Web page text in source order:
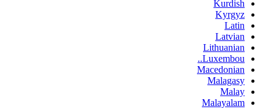
Kurdish
Kyrgyz
Latin
Latvian
Lithuanian
Luxembou..
Macedonian
Malagasy
Malay
Malayalam